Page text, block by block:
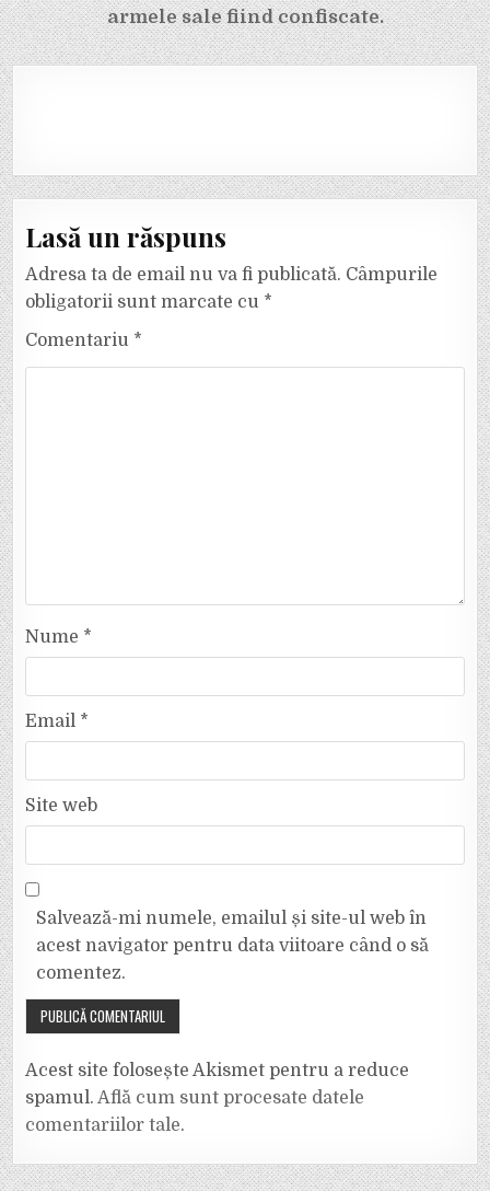
armele sale fiind confiscate.
Lasă un răspuns
Adresa ta de email nu va fi publicată. Câmpurile
obligatorii sunt marcate cu *
Comentariu *
Nume *
Email *
Site web
Salvează-mi numele, emailul și site-ul web în
acest navigator pentru data viitoare când o să
comentez.
Acest site folosește Akismet pentru a reduce
spamul.Află cum sunt procesate datele
comentariilor tale.